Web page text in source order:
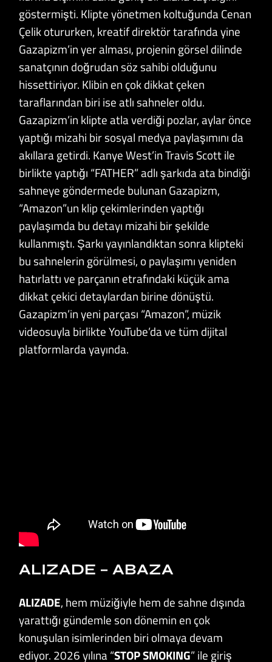
göstermişti. Klipte yönetmen koltuğunda Cenan
Çelik otururken, kreatif direktör tarafında yine
Gazapizm’in yer alması, projenin görsel dilinde
sanatçının doğrudan söz sahibi olduğunu
hissettiriyor. Klibin en çok dikkat çeken
taraflarından biri ise atlı sahneler oldu.
Gazapizm’in klipte atla verdiği pozlar, aylar önce
yaptığı mizahi bir sosyal medya paylaşımını da
akıllara getirdi. Kanye West’in Travis Scott ile
birlikte yaptığı “FATHER” adlı şarkıda ata bindiği
sahneye göndermede bulunan Gazapizm,
“Amazon”un klip çekimlerinden yaptığı
paylaşımda bu detayı mizahi bir şekilde
kullanmıştı. Şarkı yayınlandıktan sonra klipteki
bu sahnelerin görülmesi, o paylaşımı yeniden
hatırlattı ve parçanın etrafındaki küçük ama
dikkat çekici detaylardan birine dönüştü.
Gazapizm’in yeni parçası “Amazon”, müzik
videosuyla birlikte YouTube’da ve tüm dijital
platformlarda yayında.
ALIZADE – ABAZA
ALIZADE, hem müziğiyle hem de sahne dışında
yarattığı gündemle son dönemin en çok
konuşulan isimlerinden biri olmaya devam
ediyor. 2026 yılına “STOP SMOKING” ile giriş